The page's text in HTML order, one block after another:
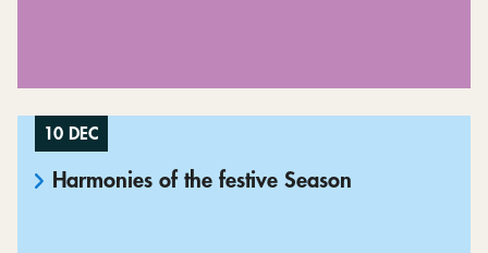
10 DEC
Harmonies of the festive Season